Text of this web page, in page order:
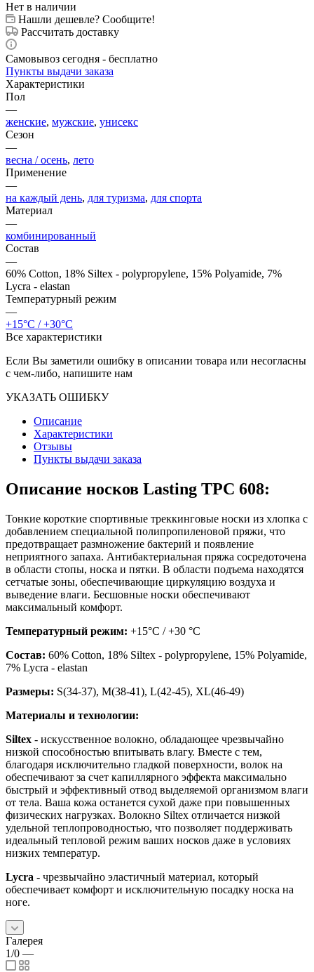
Нет в наличии
Нашли дешевле? Сообщите!
Рассчитать доставку
Самовывоз сегодня - бесплатно
Пункты выдачи заказа
Характеристики
Пол
—
женские, мужские, унисекс
Сезон
—
весна / осень, лето
Применение
—
на каждый день, для туризма, для спорта
Материал
—
комбинированный
Состав
—
60% Cotton, 18% Siltex - polypropylene, 15% Polyamide, 7%
Lycra - elastan
Температурный режим
—
+15°C / +30°C
Все характеристики
Если Вы заметили ошибку в описании товара или несогласны
с чем-либо, напишите нам
УКАЗАТЬ ОШИБКУ
Описание
Характеристики
Отзывы
Пункты выдачи заказа
Описание носков Lasting TPC 608:
Тонкие короткие спортивные треккинговые носки из хлопка с
добавлением специальной полипропиленовой пряжи, что
предотвращает размножение бактерий и появление
неприятного запаха. Антибактериальная пряжа сосредоточена
в области стопы, носка и пятки. В области подъема находятся
сетчатые зоны, обеспечивающие циркуляцию воздуха и
выведение влаги. Бесшовные носки обеспечивают
максимальный комфорт.
Температурный режим: +15°C / +30 °C
Состав: 60% Cotton, 18% Siltex - polypropylene, 15% Polyamide,
7% Lycra - elastan
Размеры: S(34-37), M(38-41), L(42-45), XL(46-49)
Материалы и технологии:
Siltex - искусственное волокно, обладающее чрезвычайно
низкой способностью впитывать влагу. Вместе с тем,
благодаря исключительно гладкой поверхности, волок на
обеспечивают за счет капиллярного эффекта максимально
быстрый и эффективный отвод выделяемой организмом влаги
от тела. Ваша кожа останется сухой даже при повышенных
физических нагрузках. Волокно Siltex отличается низкой
удельной теплопроводностью, что позволяет поддерживать
идеальный тепловой режим ваших носков даже в условиях
низких температур.
Lycra - чрезвычайно эластичный материал, который
обеспечивает комфорт и исключительную посадку носка на
ноге.
Галерея
1/0 —